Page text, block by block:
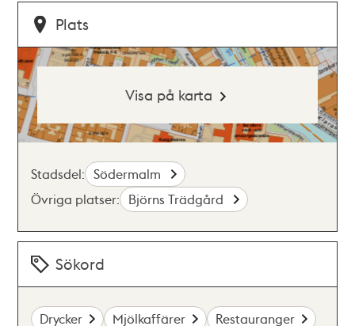
Plats
Visa på karta
Stadsdel: Södermalm
Övriga platser: Björns Trädgård
Sökord
Drycker Mjölkaffärer
Restauranger